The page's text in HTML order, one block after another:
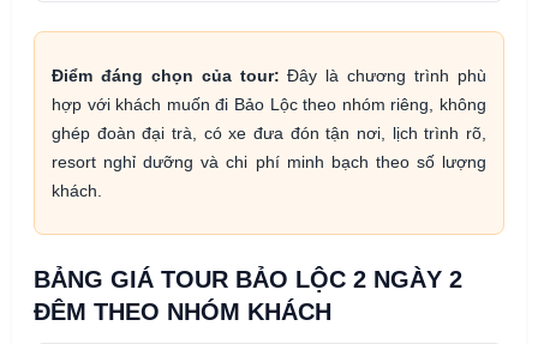
Điểm đáng chọn của tour: Đây là chương trình phù
hợp với khách muốn đi Bảo Lộc theo nhóm riêng, không
ghép đoàn đại trà, có xe đưa đón tận nơi, lịch trình rõ,
resort nghỉ dưỡng và chi phí minh bạch theo số lượng
khách.
BẢNG GIÁ TOUR BẢO LỘC 2 NGÀY 2
ĐÊM THEO NHÓM KHÁCH